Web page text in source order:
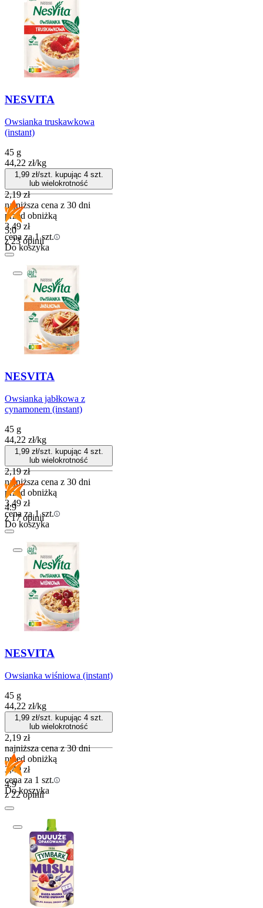
NESVITA
Owsianka truskawkowa
(instant)
45 g
44,22 zł/kg
1,99zł/szt. kupując 4szt.
lub wielokrotność
2,19 zł
najniższa cena z 30 dni
przed obniżką
3,49 zł
cena za 1 szt.
Do koszyka
5.0
z 23 opinii
NESVITA
Owsianka jabłkowa z
cynamonem (instant)
45 g
44,22 zł/kg
1,99zł/szt. kupując 4szt.
lub wielokrotność
2,19 zł
najniższa cena z 30 dni
przed obniżką
3,49 zł
cena za 1 szt.
Do koszyka
4.9
z 17 opinii
NESVITA
Owsianka wiśniowa (instant)
45 g
44,22 zł/kg
1,99zł/szt. kupując 4szt.
lub wielokrotność
2,19 zł
najniższa cena z 30 dni
przed obniżką
3,49 zł
cena za 1 szt.
Do koszyka
4.9
z 22 opinii